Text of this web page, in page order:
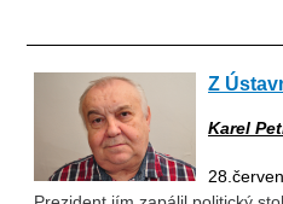
Z
Karel